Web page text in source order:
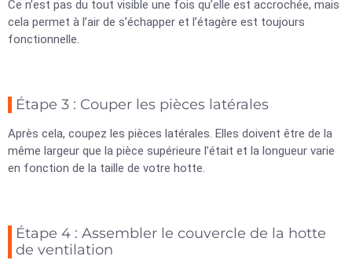
Ce n’est pas du tout visible une fois qu’elle est accrochée, mais
cela permet à l’air de s’échapper et l’étagère est toujours
fonctionnelle.
Étape 3 : Couper les pièces latérales
Après cela, coupez les pièces latérales. Elles doivent être de la
même largeur que la pièce supérieure l’était et la longueur varie
en fonction de la taille de votre hotte.
Étape 4 : Assembler le couvercle de la hotte
de ventilation